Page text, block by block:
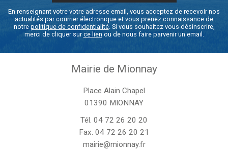
En renseignant votre votre adresse email, vous acceptez de recevoir nos
actualités par courrier électronique et vous prenez connaissance de
notre politique de confidentialité. Si vous souhaitez vous désinscrire,
merci de cliquer surce lien ou de nous faire parvenir un email.
Mairie de Mionnay
Place Alain Chapel
01390 MIONNAY
Tél. 04 72 26 20 20
Fax. 04 72 26 20 21
mairie@mionnay.fr